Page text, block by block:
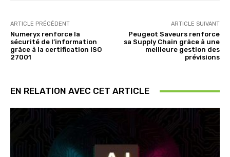
ARTICLE PRÉCÉDENT
Numeryx renforce la
sécurité de l’information
grâce à la certification ISO
27001
ARTICLE SUIVANT
Peugeot Saveurs renforce
sa Supply Chain grâce à une
meilleure gestion des
prévisions
EN RELATION AVEC CET ARTICLE